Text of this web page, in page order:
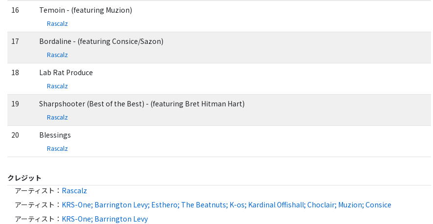
16 Temoin - (featuring Muzion)
Rascalz
17 Bordaline - (featuring Consice/Sazon)
Rascalz
18 Lab Rat Produce
Rascalz
19 Sharpshooter (Best of the Best) - (featuring Bret Hitman Hart)
Rascalz
20 Blessings
Rascalz
クレジット
アーティスト ： Rascalz
アーティスト ： KRS-One; Barrington Levy; Esthero; The Beatnuts; K-os; Kardinal Offishall; Choclair; Muzion; Consice
アーティスト ： KRS-One; Barrington Levy